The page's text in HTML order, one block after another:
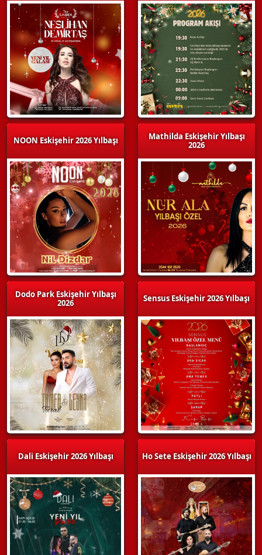
NOON Eskişehir 2026 Yılbaşı
Dodo Park Eskişehir Yılbaşı
2026
Dali Eskişehir 2026 Yılbaşı
Mathilda Eskişehir Yılbaşı
2026
Sensus Eskişehir 2026 Yılbaşı
Ho Sete Eskişehir 2026 Yılbaşı